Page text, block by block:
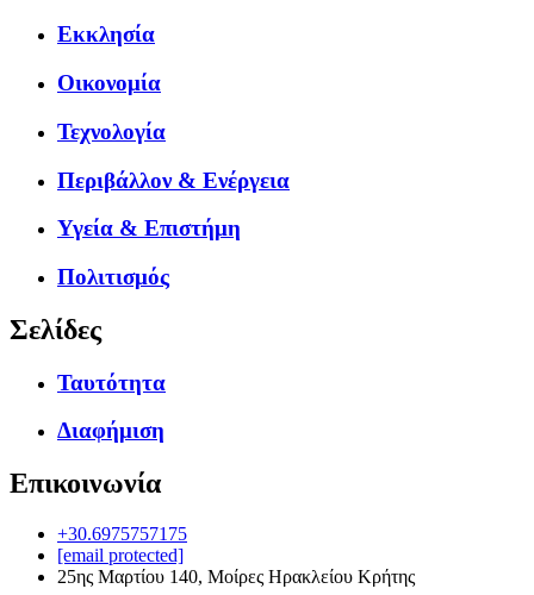
Εκκλησία
Οικονομία
Τεχνολογία
Περιβάλλον & Ενέργεια
Υγεία & Επιστήμη
Πολιτισμός
Σελίδες
Ταυτότητα
Διαφήμιση
Επικοινωνία
+30.6975757175
[email protected]
25ης Μαρτίου 140, Μοίρες Ηρακλείου Κρήτης